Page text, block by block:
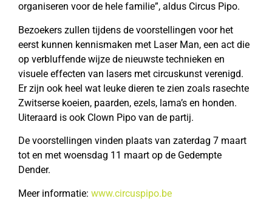
organiseren voor de hele familie”, aldus Circus Pipo.
Bezoekers zullen tijdens de voorstellingen voor het
eerst kunnen kennismaken met Laser Man, een act die
op verbluffende wijze de nieuwste technieken en
visuele effecten van lasers met circuskunst verenigd.
Er zijn ook heel wat leuke dieren te zien zoals rasechte
Zwitserse koeien, paarden, ezels, lama’s en honden.
Uiteraard is ook Clown Pipo van de partij.
De voorstellingen vinden plaats van zaterdag 7 maart
tot en met woensdag 11 maart op de Gedempte
Dender.
Meer informatie: www.circuspipo.be